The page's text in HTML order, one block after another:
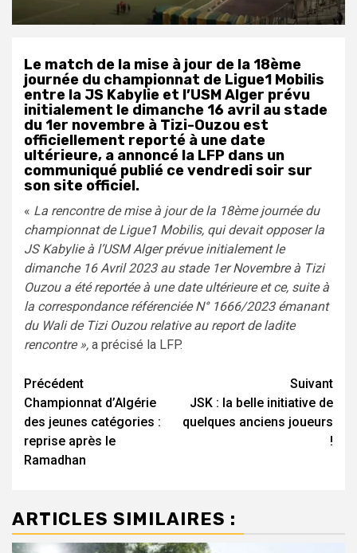
Le match de la mise à jour de la 18ème
journée du championnat de Ligue1 Mobilis
entre la JS Kabylie et l’USM Alger prévu
initialement le dimanche 16 avril au stade
du 1er novembre à Tizi-Ouzou est
officiellement reporté à une date
ultérieure, a annoncé la LFP dans un
communiqué publié ce vendredi soir sur
son site officiel.
« La rencontre de mise à jour de la 18ème journée du
championnat de Ligue1 Mobilis, qui devait opposer la
JS Kabylie à l’USM Alger prévue initialement le
dimanche 16 Avril 2023 au stade 1er Novembre à Tizi
Ouzou a été reportée à une date ultérieure et ce, suite à
la correspondance référenciée N° 1666/2023 émanant
du Wali de Tizi Ouzou relative au report de ladite
rencontre », a précisé la LFP.
Navigation
d’article
Précédent
Championnat d’Algérie
des jeunes catégories :
reprise après le
Ramadhan
Suivant
JSK : la belle initiative de
quelques anciens joueurs
!
ARTICLES SIMILAIRES :